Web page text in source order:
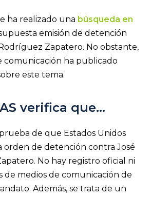
ha realizado una búsqueda en
emisión de detención
Zapatero. No obstante,
comunicación ha publicado
este tema.
verifica que…
de que Estados Unidos
orden de detención contra José
No hay registro oficial ni
de medios de comunicación de
Además, se trata de un